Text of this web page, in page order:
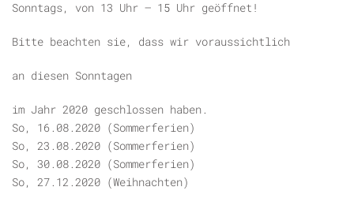
Sonntags, von 13 Uhr – 15 Uhr geöffnet!
Bitte beachten sie, dass wir voraussichtlich
an diesen Sonntagen
im Jahr 2020 geschlossen haben.
So, 16.08.2020 (Sommerferien)
So, 23.08.2020 (Sommerferien)
So, 30.08.2020 (Sommerferien)
So, 27.12.2020 (Weihnachten)